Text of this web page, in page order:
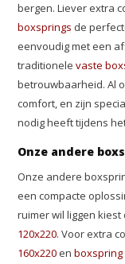
bergen. Liever extra
boxsprings de
eenvoudig met een
traditionelevaste
betrouwbaarheid. Al
comfort, en zijn
nodig heeft tijdens
Onze andere
Onze andere
een compacte
ruimer wil liggen
120x220. Voor extra
160x220 enboxspring